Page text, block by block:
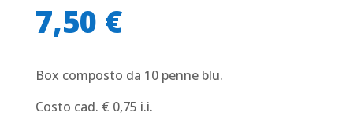
7,50 €
Box composto da 10 penne blu.
Costo cad. € 0,75 i.i.